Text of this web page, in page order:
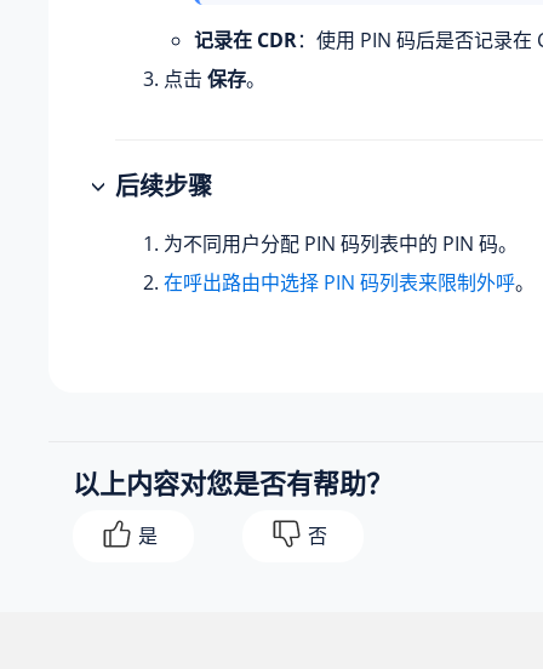
记录在 CDR：使用 PIN 码后是否记录在
点击 保存。
后续步骤
为不同用户分配 PIN 码列表中的 PIN 码。
在呼出路由中选择 PIN 码列表来限制外呼。
以上内容对您是否有帮助？
是 否